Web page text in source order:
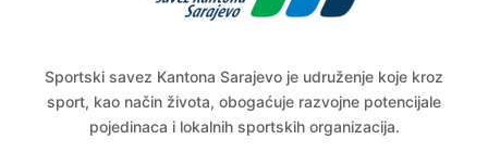
Sportski savez Kantona Sarajevo je udruženje koje kroz
sport, kao način života, obogaćuje razvojne potencijale
pojedinaca i lokalnih sportskih organizacija.